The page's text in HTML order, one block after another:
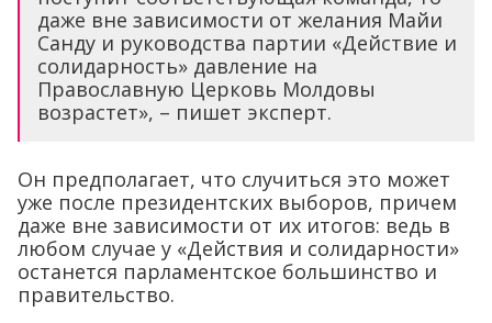
даже вне зависимости от желания Майи
Санду и руководства партии «Действие и
солидарность» давление на
Православную Церковь Молдовы
возрастет», – пишет эксперт.
Он предполагает, что случиться это может
уже после президентских выборов, причем
даже вне зависимости от их итогов: ведь в
любом случае у «Действия и солидарности»
останется парламентское большинство и
правительство.